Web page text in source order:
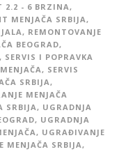
2.2 - 6 BRZINA ,
MENJAČA SRBIJA,
, REMONTOVANJE
BEOGRAD,
, SERVIS I POPRAVKA
, SERVIS
SRBIJA ,
MENJAČA
SRBIJA , UGRADNJA
, UGRADNJA
, UGRAĐIVANJE
MENJAČA SRBIJA ,